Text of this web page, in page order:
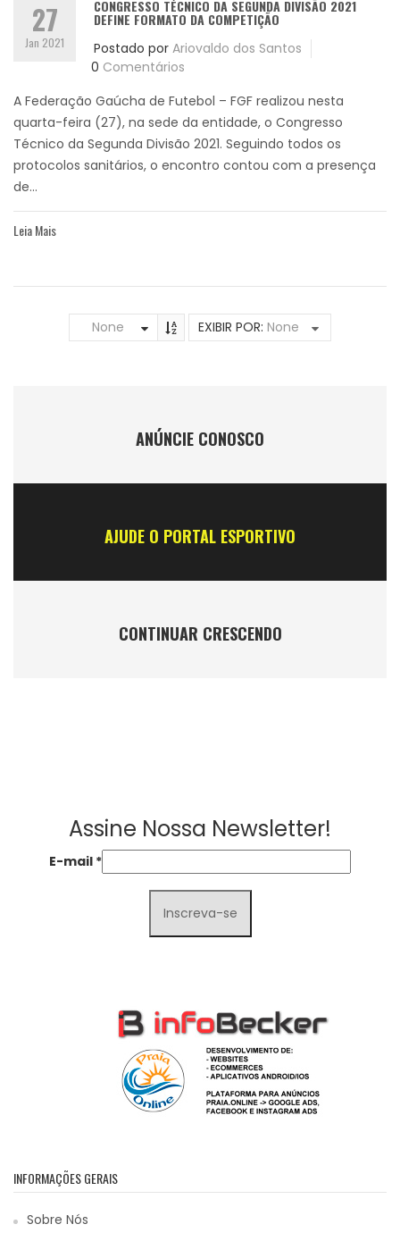
27
Jan 2021
CONGRESSO TÉCNICO DA SEGUNDA DIVISÃO 2021
DEFINE FORMATO DA COMPETIÇÃO
Postado por Ariovaldo dos Santos
0 Comentários
A Federação Gaúcha de Futebol – FGF realizou nesta
quarta-feira (27), na sede da entidade, o Congresso
Técnico da Segunda Divisão 2021. Seguindo todos os
protocolos sanitários, o encontro contou com a presença
de...
Leia Mais
None EXIBIR POR: None
ANÚNCIE CONOSCO
AJUDE O PORTAL ESPORTIVO
CONTINUAR CRESCENDO
Assine Nossa Newsletter!
E-mail *
INFORMAÇÕES GERAIS
Sobre Nós